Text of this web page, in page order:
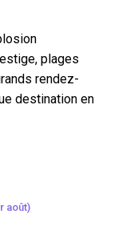
plages
rendez-
destination en
août)